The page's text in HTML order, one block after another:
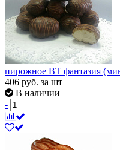
пирожное ВТ фантазия
406 руб. за шт
В наличии
-